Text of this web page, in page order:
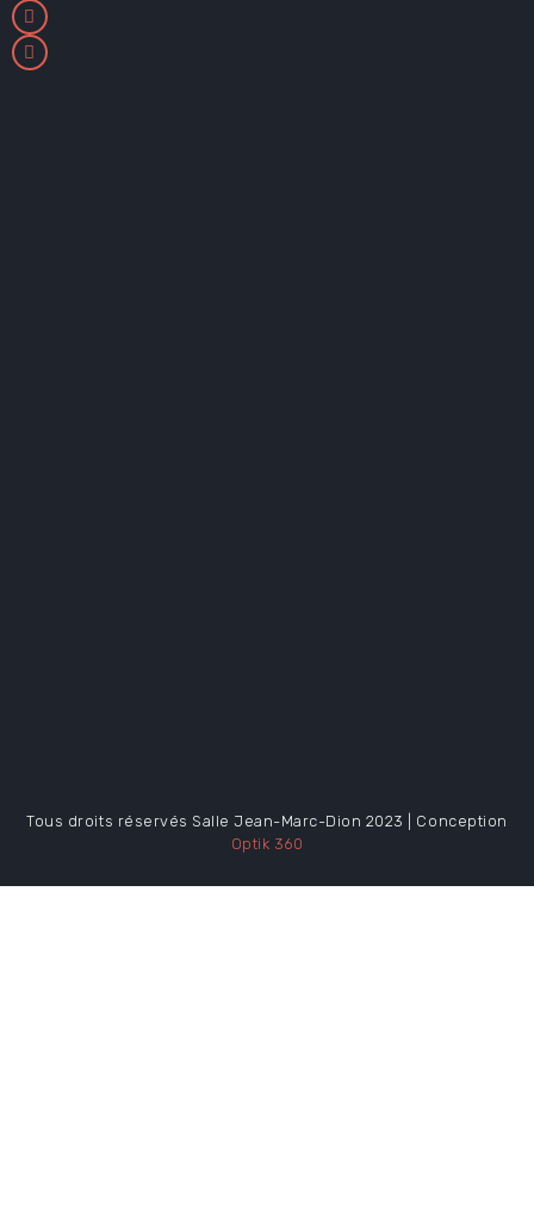
Tous droits réservés Salle Jean-Marc-Dion 2023 | Conception
Optik 360